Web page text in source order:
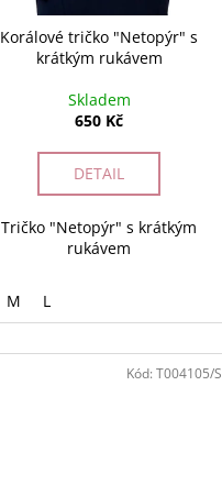
Korálové tričko "Netopýr" s
krátkým rukávem
Skladem
650 Kč
DETAIL
Tričko "Netopýr" s krátkým
rukávem
M L
Kód:T004105/S